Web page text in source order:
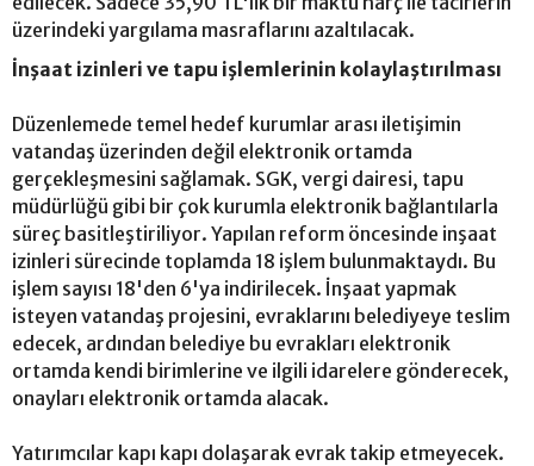
üzerindeki yargılama masraflarını azaltılacak.
İnşaat izinleri ve tapu işlemlerinin kolaylaştırılması
Düzenlemede temel hedef kurumlar arası iletişimin
vatandaş üzerinden değil elektronik ortamda
gerçekleşmesini sağlamak. SGK, vergi dairesi, tapu
müdürlüğü gibi bir çok kurumla elektronik bağlantılarla
süreç basitleştiriliyor. Yapılan reform öncesinde inşaat
izinleri sürecinde toplamda 18 işlem bulunmaktaydı. Bu
işlem sayısı 18'den 6'ya indirilecek. İnşaat yapmak
isteyen vatandaş projesini, evraklarını belediyeye teslim
edecek, ardından belediye bu evrakları elektronik
ortamda kendi birimlerine ve ilgili idarelere gönderecek,
onayları elektronik ortamda alacak.
Yatırımcılar kapı kapı dolaşarak evrak takip etmeyecek.